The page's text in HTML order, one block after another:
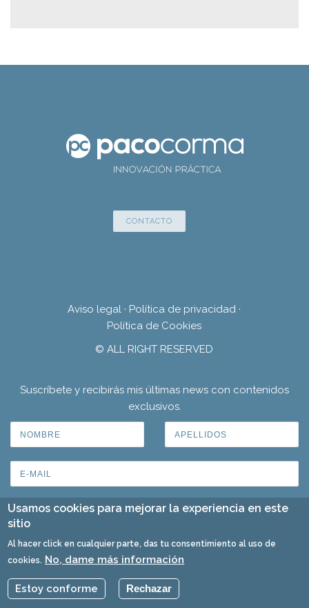
CONTACTO
Aviso legal · Política de privacidad ·
Política de Cookies
© ALL RIGHT RESERVED
Suscríbete y recibirás mis últimas news con contenidos
exclusivos.
Usamos cookies para mejorar la experiencia en este
sitio
Al hacer click en cualquier parte, das tu consentimiento al uso de
cookies. No, dame más información
Estoy conforme Rechazar